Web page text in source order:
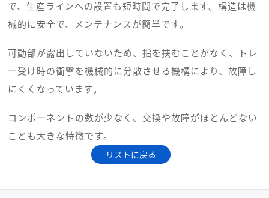
で、生産ラインへの設置も短時間で完了します。構造は機
械的に安全で、メンテナンスが簡単です。
可動部が露出していないため、指を挟むことがなく、トレ
ー受け時の衝撃を機械的に分散させる機構により、故障し
にくくなっています。
コンポーネントの数が少なく、交換や故障がほとんどない
ことも大きな特徴です。
リストに戻る